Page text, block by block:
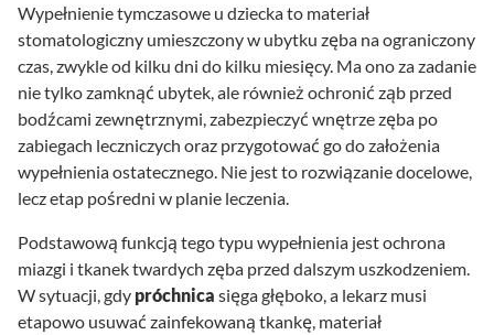
Wypełnienie tymczasowe u dziecka to materiał
stomatologiczny umieszczony w ubytku zęba na ograniczony
czas, zwykle od kilku dni do kilku miesięcy. Ma ono za zadanie
nie tylko zamknąć ubytek, ale również ochronić ząb przed
bodźcami zewnętrznymi, zabezpieczyć wnętrze zęba po
zabiegach leczniczych oraz przygotować go do założenia
wypełnienia ostatecznego. Nie jest to rozwiązanie docelowe,
lecz etap pośredni w planie leczenia.
Podstawową funkcją tego typu wypełnienia jest ochrona
miazgi i tkanek twardych zęba przed dalszym uszkodzeniem.
W sytuacji, gdy próchnica sięga głęboko, a lekarz musi
etapowo usuwać zainfekowaną tkankę, materiał